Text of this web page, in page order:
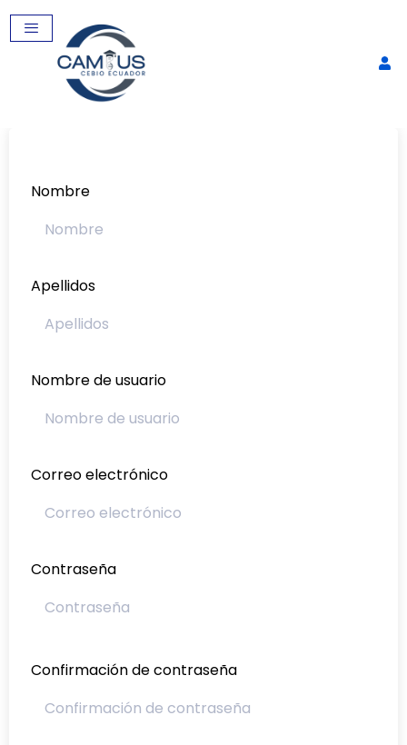
Nombre
Apellidos
Nombre de usuario
Correo electrónico
Contraseña
Confirmación de contraseña